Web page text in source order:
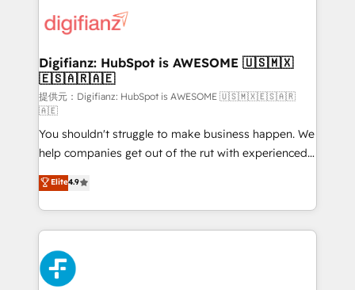
supercharge revenue operations Key services: • CRM
Transformation / Web Development • RevOps &
Sales Consulting • Marketing Automation What
makes us different? 🚀 Top 0.5% of global HubSpot
agencies ⚙️ The strongest technical ability and
integration capabilities 💼 Consultative, long-term
partners who will embed ourselves into your
business, processes and systems 🏢 We specialise in
working with mid-market and enterprise
organisations, global organisations and those with
complex use cases 🏆 CRM Implementation,
Platform Enablement, Custom Integration and
Onboarding Accredited 🔐 ISO27001 & ISO9001
Digifianz: HubSpot is AWESOME 🇺🇸🇲🇽
🇪🇸🇦🇷🇦🇪
提供元：Digifianz: HubSpot is AWESOME 🇺🇸🇲🇽🇪🇸🇦🇷
🇦🇪
You shouldn't struggle to make business happen. We
help companies get out of the rut with experienced,
process-oriented teams implementing HubSpot
Marketing, Sales, Service, CMS and Operations Hub,
so selling and actually engaging with your customers
feels easy and pain-free. We are a top ranked
HubSpot Elite Partner, winner of Rookie of the Year
and Customer First Awards, 4.9/5 rating in HubSpot
Reviews and 4.9/5 rating in Clutch Reviews. Digifianz
Elite4.9